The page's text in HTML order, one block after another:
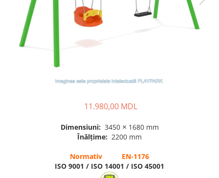
Pavilioane pentru grădinițe
11.980,00 MDL
Dimensiuni: 3450 × 1680 mm
Înălțime: 2200 mm
Normativ EN-1176
ISO 9001 / ISO 14001 / ISO 45001